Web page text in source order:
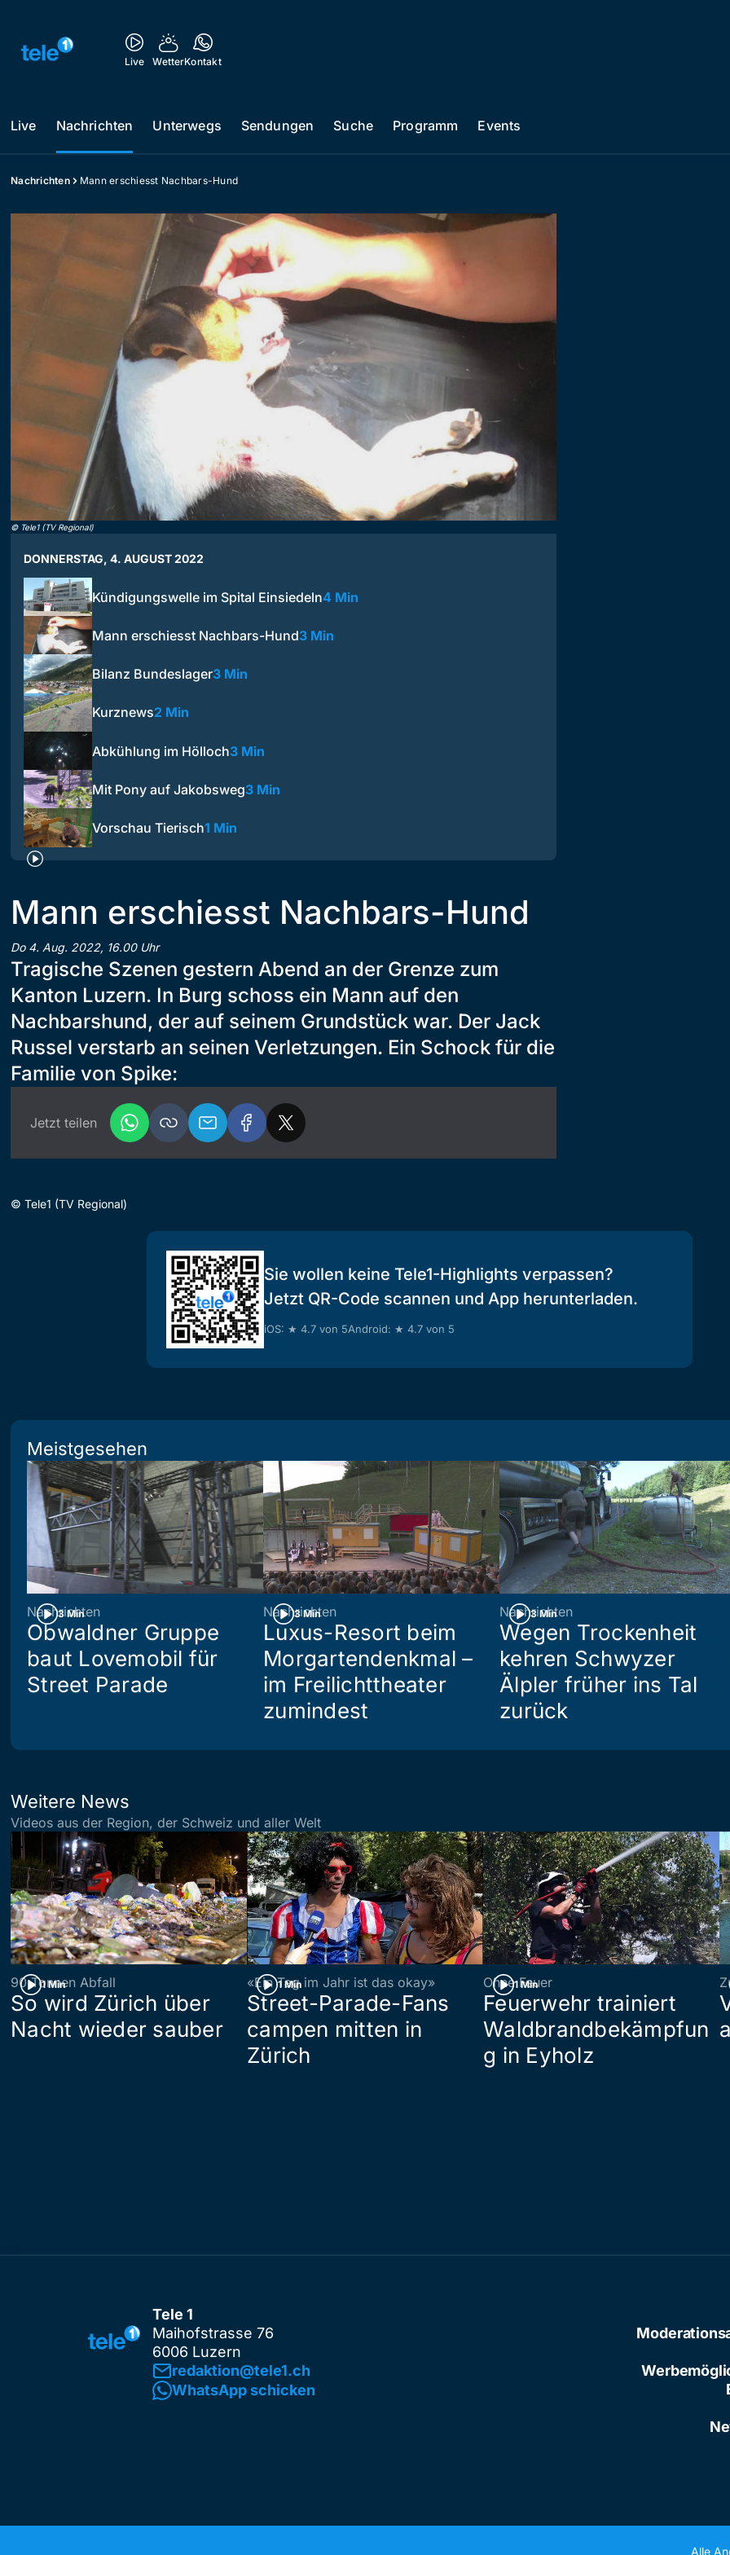
Live WetterKontakt
Live Nachrichten Unterwegs Sendungen Suche Programm Events
Nachrichten Mann erschiesst Nachbars-Hund
© Tele1 (TV Regional)
DONNERSTAG, 4. AUGUST 2022
Kündigungswelle im Spital Einsiedeln4 Min
Mann erschiesst Nachbars-Hund3 Min
Bilanz Bundeslager3 Min
Kurznews2 Min
Abkühlung im Hölloch3 Min
Mit Pony auf Jakobsweg3 Min
Vorschau Tierisch1 Min
Mann erschiesst Nachbars-Hund
Do 4. Aug. 2022, 16.00 Uhr
Tragische Szenen gestern Abend an der Grenze zum
Kanton Luzern. In Burg schoss ein Mann auf den
Nachbarshund, der auf seinem Grundstück war. Der Jack
Russel verstarb an seinen Verletzungen. Ein Schock für die
Familie von Spike:
Jetzt teilen
© Tele1 (TV Regional)
Sie wollen keine Tele1-Highlights verpassen?
Jetzt QR-Code scannen und App herunterladen.
iOS: ★ 4.7 von 5Android: ★ 4.7 von 5
Meistgesehen
3 Min
Nachrichten
Obwaldner Gruppe
baut Lovemobil für
Street Parade
3 Min
Nachrichten
Luxus-Resort beim
Morgartendenkmal –
im Freilichttheater
zumindest
3 Min
Nachrichten
Wegen Trockenheit
kehren Schwyzer
Älpler früher ins Tal
zurück
Weitere News
Videos aus der Region, der Schweiz und aller Welt
1 Min
90 Tonnen Abfall
So wird Zürich über
Nacht wieder sauber
1 Min
«Ein Tag im Jahr ist das okay»
Street-Parade-Fans
campen mitten in
Zürich
1 Min
Ohne Feuer
Feuerwehr trainiert
Waldbrandbekämpfun
g in Eyholz
Tele 1
Maihofstrasse 76
6006 Luzern
redaktion@tele1.ch
WhatsApp schicken
Alle